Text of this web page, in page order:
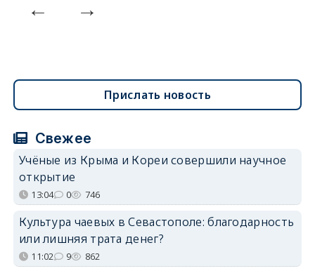
Прислать новость
Свежее
Учёные из Крыма и Кореи совершили научное
открытие
13:04 0 746
Культура чаевых в Севастополе: благодарность
или лишняя трата денег?
11:02 9 862